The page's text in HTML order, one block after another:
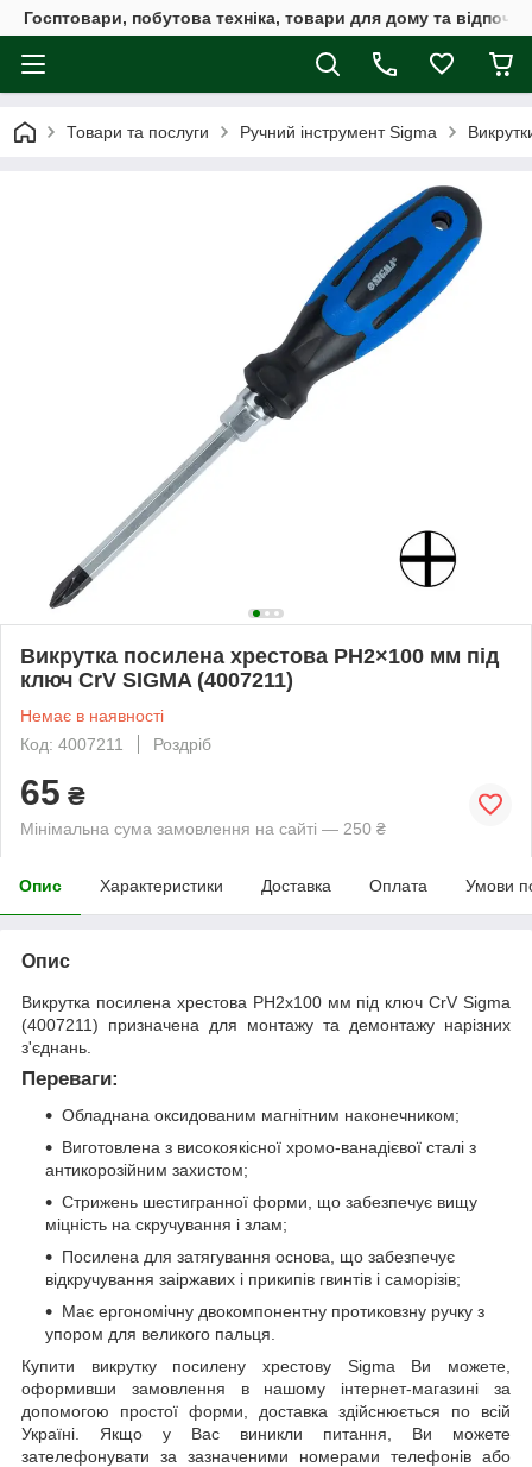
Госптовари, побутова техніка, товари для дому та
Товари та послуги Ручний інструмент Sigma
Викрутка посилена хрестова PH2×100 мм під
ключ CrV SIGMA (4007211)
Немає в наявності
Код: 4007211
Роздріб
65 ₴
Мінімальна сума замовлення на сайті — 250 ₴
Опис Характеристики Доставка Оплата Умови
Опис
Викрутка посилена хрестова PH2x100 мм під ключ CrV Sigma
(4007211) призначена для монтажу та демонтажу нарізних
з'єднань.
Переваги:
Обладнана оксидованим магнітним наконечником;
Виготовлена з високоякісної хромо-ванадієвої сталі з
антикорозійним захистом;
Стрижень шестигранної форми, що забезпечує вищу
міцність на скручування і злам;
Посилена для затягування основа, що забезпечує
відкручування заіржавих і прикипів гвинтів і саморізів;
Має ергономічну двокомпонентну протиковзну ручку з
упором для великого пальця.
Купити викрутку посилену хрестову Sigma Ви можете,
оформивши замовлення в нашому інтернет-магазині за
допомогою простої форми, доставка здійснюється по всій
Україні. Якщо у Вас виникли питання, Ви можете
зателефонувати за зазначеними номерами телефонів або